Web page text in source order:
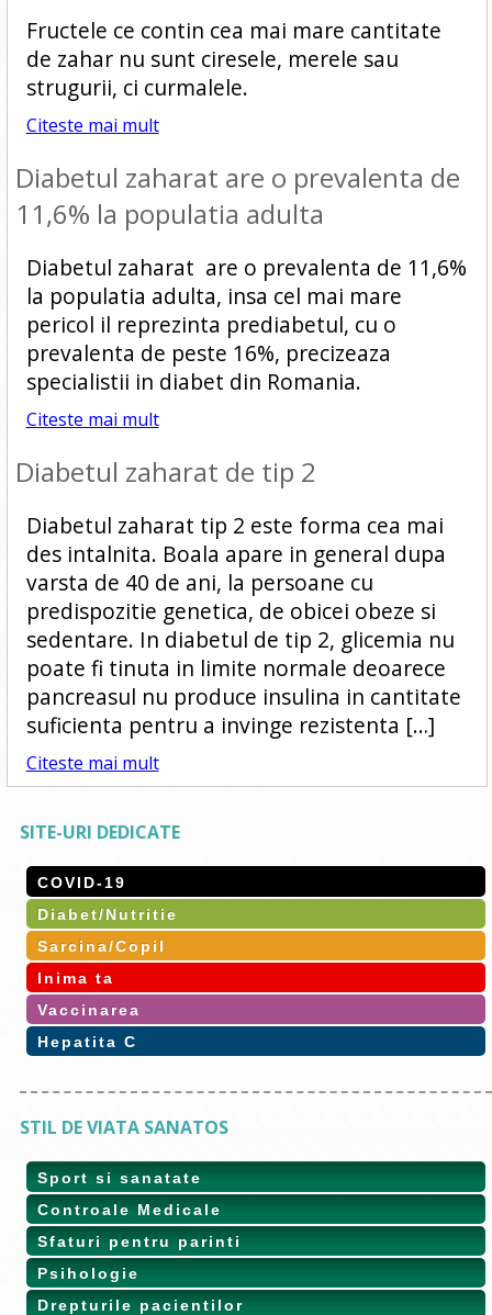
Fructele ce contin cea mai mare cantitate
de zahar nu sunt ciresele, merele sau
strugurii, ci curmalele.
Citeste mai mult
Diabetul zaharat are o prevalenta de
11,6% la populatia adulta
Diabetul zaharat are o prevalenta de 11,6%
la populatia adulta, insa cel mai mare
pericol il reprezinta prediabetul, cu o
prevalenta de peste 16%, precizeaza
specialistii in diabet din Romania.
Citeste mai mult
Diabetul zaharat de tip 2
Diabetul zaharat tip 2 este forma cea mai
des intalnita. Boala apare in general dupa
varsta de 40 de ani, la persoane cu
predispozitie genetica, de obicei obeze si
sedentare. In diabetul de tip 2, glicemia nu
poate fi tinuta in limite normale deoarece
pancreasul nu produce insulina in cantitate
suficienta pentru a invinge rezistenta […]
Citeste mai mult
SITE-URI DEDICATE
COVID-19
Diabet/Nutritie
Sarcina/Copil
Inima ta
Vaccinarea
Hepatita C
STIL DE VIATA SANATOS
Sport si sanatate
Controale Medicale
Sfaturi pentru parinti
Psihologie
Drepturile pacientilor